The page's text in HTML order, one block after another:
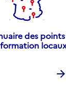
des points
locaux